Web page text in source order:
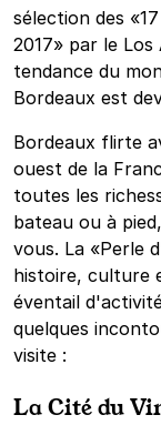
sélection des
2017» par le Los
tendance du
Bordeaux est
Bordeaux flirte
ouest de la
toutes les
bateau ou à
vous. La «Perle
histoire, culture
éventail
quelques
visite :
La Cité du